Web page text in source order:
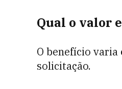
Qual o valor
O benefício varia
solicitação.